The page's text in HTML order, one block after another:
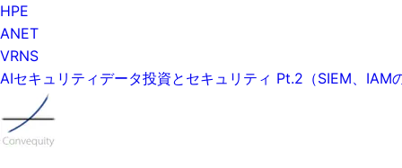
HPE
ANET
VRNS
AIセキュリティデータ投資とセキュリティ Pt.2（SIEM、IAM